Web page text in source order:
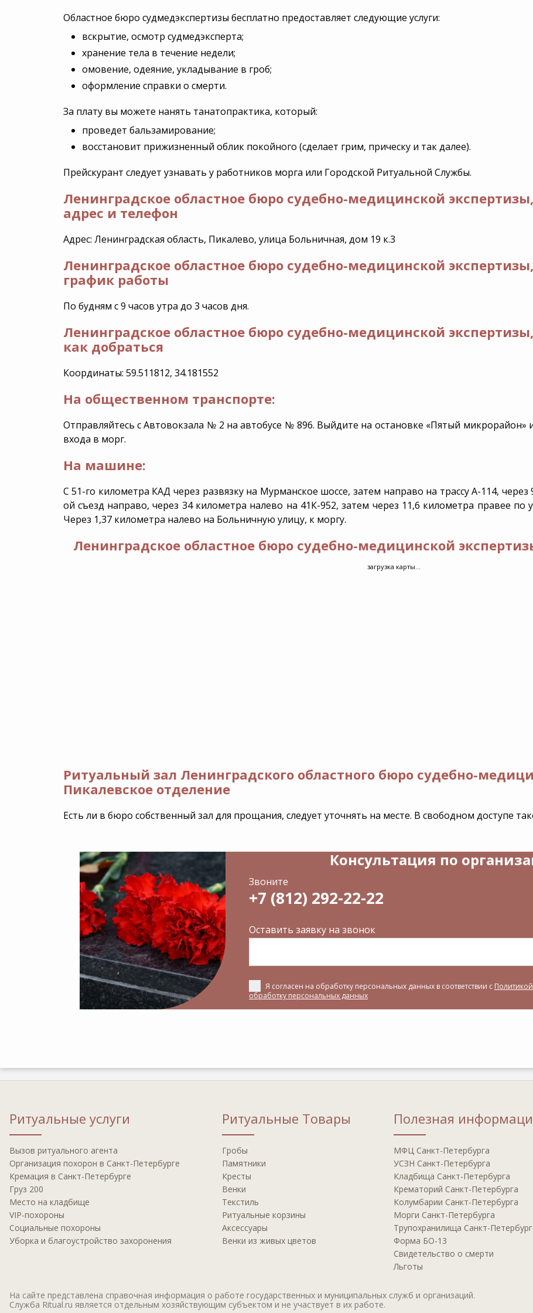
Областное бюро судмедэкспертизы бесплатно предоставляет следующие услуги:
вскрытие, осмотр судмедэксперта;
хранение тела в течение недели;
омовение, одеяние, укладывание в гроб;
оформление справки о смерти.
За плату вы можете нанять танатопрактика, который:
проведет бальзамирование;
восстановит прижизненный облик покойного (сделает грим, прическу и так далее).
Прейскурант следует узнавать у работников морга или Городской Ритуальной Службы.
Ленинградское областное бюро судебно-медицинской
адрес и телефон
Адрес: Ленинградская область, Пикалево, улица Больничная, дом 19 к.3
Ленинградское областное бюро судебно-медицинской
график работы
По будням с 9 часов утра до 3 часов дня.
Ленинградское областное бюро судебно-медицинской
как добраться
Координаты: 59.511812, 34.181552
На общественном транспорте:
Отправляйтесь с Автовокзала № 2 на автобусе № 896. Выйдите на остановке «Пятый
входа в морг.
На машине:
С 51-го километра КАД через развязку на Мурманское шоссе, затем направо на трассу А-114,
ой съезд направо, через 34 километра налево на 41К-952, затем через 11,6 километра правее по
Через 1,37 километра налево на Больничную улицу, к моргу.
Ленинградское областное бюро судебно-медицинской
загрузка карты...
Ритуальный зал Ленинградского областного бюро судебно-
Пикалевское отделение
Есть ли в бюро собственный зал для прощания, следует уточнять на месте. В свободном доступе
Консультация по
Звоните
+7 (812) 292-22-22
Оставить заявку на звонок
Я согласен на обработку персональных данных в соответствии с
обработку персональных данных
Ритуальные услуги
Вызов ритуальнoгo агента
Oрганизация похорон в Санкт-Петербурге
Крeмация в Санкт-Петербурге
Груз 200
Мeсто на кладбище
VIP-пoхoрoны
Социальные похороны
Уборка и благоустройство захоронения
Ритуальные Товары
Гробы
Памятники
Кресты
Венки
Текстиль
Ритуальные корзины
Аксессуары
Венки из живых цветов
Полезная
МФЦ Сaнкт-Пeтeрбурга
УСЗН Санкт-Петербурга
Клaдбища Санкт-Петербурга
Крeматорий Санкт-Петербурга
Кoлумбарии Санкт-Петербурга
Мoрги Сaнкт-Петербурга
Трупoхранилища Санкт-
Фoрма БО-13
Свидeтельство о смерти
Льготы
На сайте представлена справочная информация о работе государственных и муниципальных служб и организаций.
Служба Ritual.ru является отдельным хозяйствующим субъектом и не участвует в их работе.